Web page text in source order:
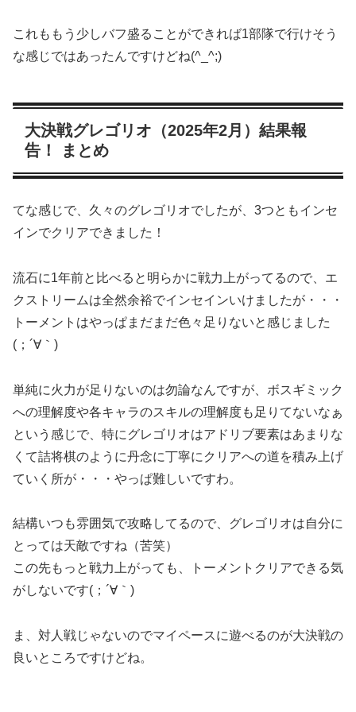
これももう少しバフ盛ることができれば1部隊で行けそう
な感じではあったんですけどね(^_^;)
大決戦グレゴリオ（2025年2月）結果報
告！ まとめ
てな感じで、久々のグレゴリオでしたが、3つともインセ
インでクリアできました！
流石に1年前と比べると明らかに戦力上がってるので、エ
クストリームは全然余裕でインセインいけましたが・・・
トーメントはやっぱまだまだ色々足りないと感じました
(；´∀｀)
単純に火力が足りないのは勿論なんですが、ボスギミック
への理解度や各キャラのスキルの理解度も足りてないなぁ
という感じで、特にグレゴリオはアドリブ要素はあまりな
くて詰将棋のように丹念に丁寧にクリアへの道を積み上げ
ていく所が・・・やっぱ難しいですわ。
結構いつも雰囲気で攻略してるので、グレゴリオは自分に
とっては天敵ですね（苦笑）
この先もっと戦力上がっても、トーメントクリアできる気
がしないです(；´∀｀)
ま、対人戦じゃないのでマイペースに遊べるのが大決戦の
良いところですけどね。